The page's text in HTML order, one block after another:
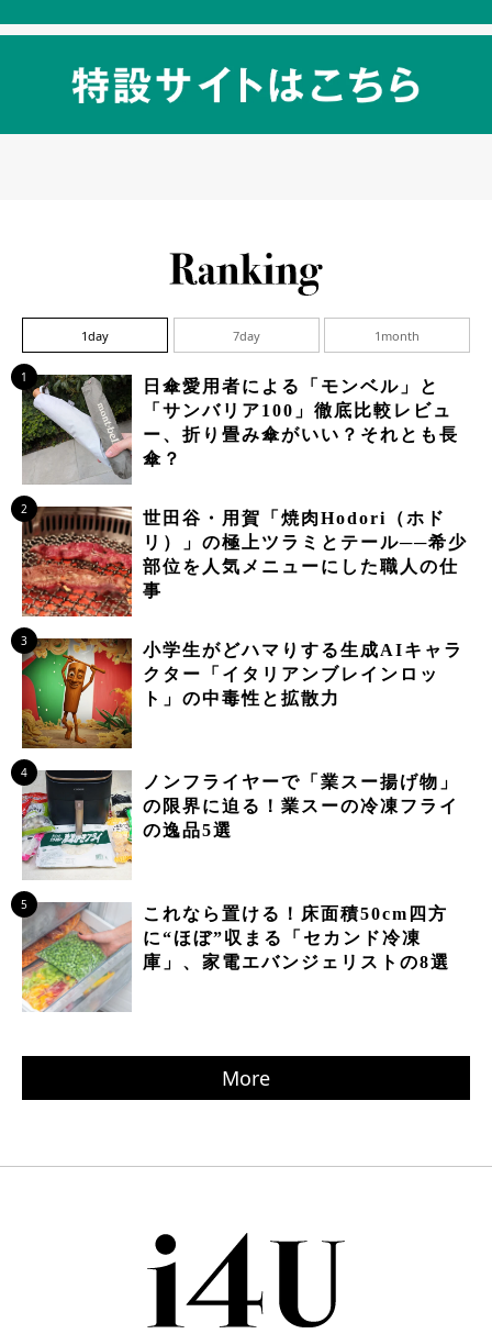
1day 7day 1month
1
日傘愛用者による「モンベル」と
「サンバリア100」徹底比較レビュ
ー、折り畳み傘がいい？それとも長
傘？
2
世田谷・用賀「焼肉Hodori（ホド
リ）」の極上ツラミとテール──希少
部位を人気メニューにした職人の仕
事
3
小学生がどハマりする生成AIキャラ
クター「イタリアンブレインロッ
ト」の中毒性と拡散力
4
ノンフライヤーで「業スー揚げ物」
の限界に迫る！業スーの冷凍フライ
の逸品5選
5
これなら置ける！床面積50cm四方
に“ほぼ”収まる「セカンド冷凍
庫」、家電エバンジェリストの8選
More